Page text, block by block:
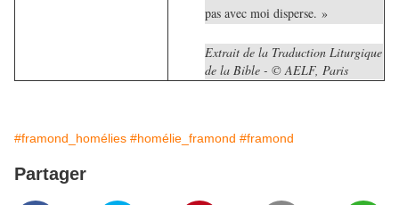
pas avec moi disperse. »
Extrait de la Traduction Liturgique
de la Bible - © AELF, Paris
#framond_homélies #homélie_framond #framond
Partager